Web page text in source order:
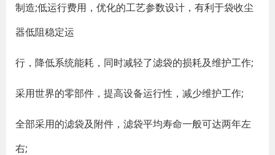
制造;低运行费用，优化的工艺参数设计，有利于袋收尘
器低阻稳定运
行，降低系统能耗，同时减轻了滤袋的损耗及维护工作;
采用世界的零部件，提高设备运行性，减少维护工作;
全部采用的滤袋及附件，滤袋平均寿命一般可达两年左
右;